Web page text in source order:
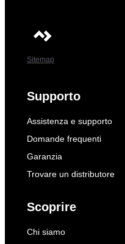
Sitemap
Supporto
Assistenza e supporto
Domande frequenti
Garanzia
Trovare un distributore
Scoprire
Chi siamo